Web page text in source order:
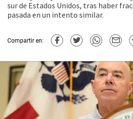
sur de Estados Unidos, tras haber
pasada en un intento similar.
Compartir en: